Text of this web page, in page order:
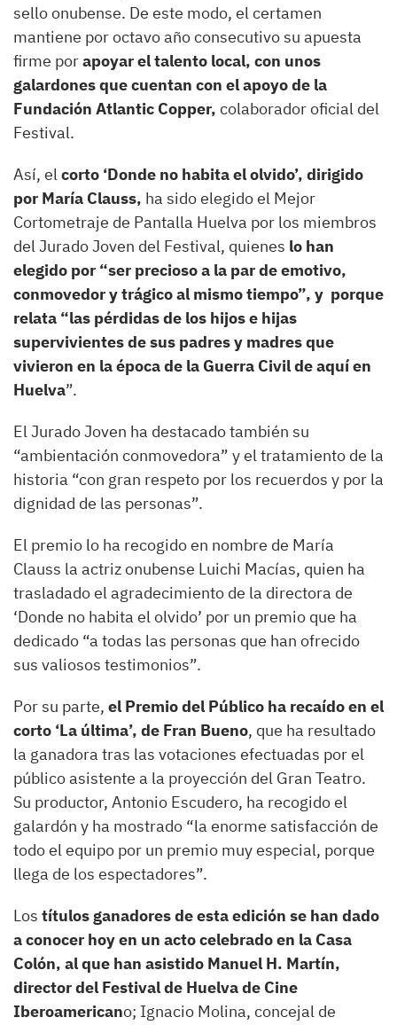
sello onubense. De este modo, el certamen
mantiene por octavo año consecutivo su apuesta
firme porapoyar el talento local, con unos
galardones que cuentan con el apoyo de la
Fundación Atlantic Copper, colaborador oficial del
Festival.
Así, elcorto ‘Donde no habita el olvido’, dirigido
por María Clauss, ha sido elegido el Mejor
Cortometraje de Pantalla Huelva por los miembros
del Jurado Joven del Festival, quienes lo han
elegido por “ser precioso a la par de emotivo,
conmovedor y trágico al mismo tiempo”, y porque
relata “las pérdidas de los hijos e hijas
supervivientes de sus padres y madres que
vivieron en la época de la Guerra Civil de aquí en
Huelva”.
El Jurado Joven ha destacado también su
“ambientación conmovedora” y el tratamiento de la
historia “con gran respeto por los recuerdos y por la
dignidad de las personas”.
El premio lo ha recogido en nombre de María
Clauss la actriz onubense Luichi Macías, quien ha
trasladado el agradecimiento de la directora de
‘Donde no habita el olvido’ por un premio que ha
dedicado “a todas las personas que han ofrecido
sus valiosos testimonios”.
Por su parte, el Premio del Público ha recaído en el
corto ‘La última’, de Fran Bueno, que ha resultado
la ganadora tras las votaciones efectuadas por el
público asistente a la proyección del Gran Teatro.
Su productor, Antonio Escudero, ha recogido el
galardón y ha mostrado “la enorme satisfacción de
todo el equipo por un premio muy especial, porque
llega de los espectadores”.
Los títulos ganadores de esta edición se han dado
a conocer hoy en un acto celebrado en la Casa
Colón, al que han asistido Manuel H. Martín,
director del Festival de Huelva de Cine
Iberoamericano; Ignacio Molina, concejal de